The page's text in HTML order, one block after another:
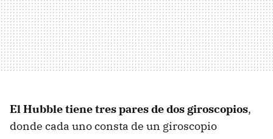
El Hubble tiene tres pares de dos giroscopios,
donde cada uno consta de un giroscopio